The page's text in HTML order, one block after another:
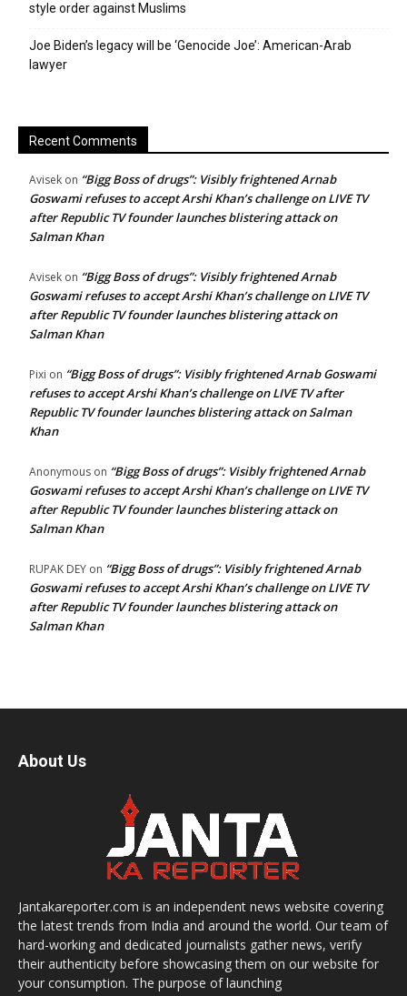
style order against Muslims
Joe Biden’s legacy will be ‘Genocide Joe’: American-Arab
lawyer
Recent Comments
Avisek on “Bigg Boss of drugs”: Visibly frightened Arnab
Goswami refuses to accept Arshi Khan’s challenge on LIVE TV
after Republic TV founder launches blistering attack on
Salman Khan
Avisek on “Bigg Boss of drugs”: Visibly frightened Arnab
Goswami refuses to accept Arshi Khan’s challenge on LIVE TV
after Republic TV founder launches blistering attack on
Salman Khan
Pixi on “Bigg Boss of drugs”: Visibly frightened Arnab Goswami
refuses to accept Arshi Khan’s challenge on LIVE TV after
Republic TV founder launches blistering attack on Salman
Khan
Anonymous on “Bigg Boss of drugs”: Visibly frightened Arnab
Goswami refuses to accept Arshi Khan’s challenge on LIVE TV
after Republic TV founder launches blistering attack on
Salman Khan
RUPAK DEY on “Bigg Boss of drugs”: Visibly frightened Arnab
Goswami refuses to accept Arshi Khan’s challenge on LIVE TV
after Republic TV founder launches blistering attack on
Salman Khan
About Us
Jantakareporter.com is an independent news website covering
the latest trends from India and around the world. Our team of
hard-working and dedicated journalists gather news, verify
their authenticity before showcasing them on our website for
your consumption. The purpose of launching